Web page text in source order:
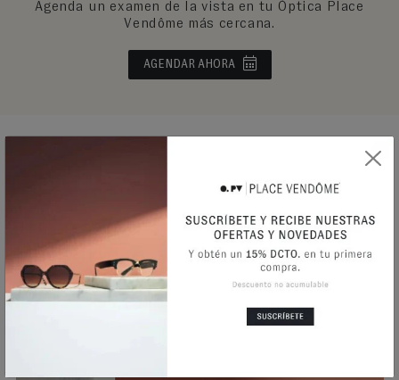
Agenda un examen de la vista en tu Óptica Place
Vendôme más cercana.
AGENDAR AHORA
Anteojos únicos, diseño innovador y elegante. Puedes
añadirles cristales de última tecnología, ofreciendo
confort, visión clara y estilo inigualable en cada
mirada.